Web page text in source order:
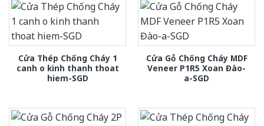
Cửa Thép Chống Cháy 1
canh o kinh thanh thoat
hiem-SGD
Cửa Gỗ Chống Cháy MDF
Veneer P1R5 Xoan Đào-
a-SGD